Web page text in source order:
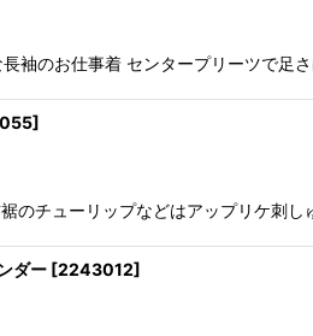
長袖のお仕事着 センタープリーツ
]
裾のチューリップなどはアップリ
ダー [2243012]